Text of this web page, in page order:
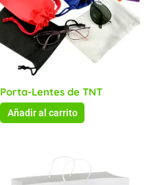
Porta-Lentes de TNT
Añadir al carrito